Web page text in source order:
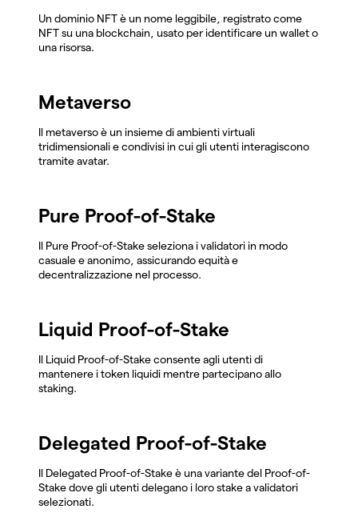
Un dominio NFT è un nome leggibile, registrato come
NFT su una blockchain, usato per identificare un wallet o
una risorsa.
Metaverso
Il metaverso è un insieme di ambienti virtuali
tridimensionali e condivisi in cui gli utenti interagiscono
tramite avatar.
Pure Proof-of-Stake
Il Pure Proof-of-Stake seleziona i validatori in modo
casuale e anonimo, assicurando equità e
decentralizzazione nel processo.
Liquid Proof-of-Stake
Il Liquid Proof-of-Stake consente agli utenti di
mantenere i token liquidi mentre partecipano allo
staking.
Delegated Proof-of-Stake
Il Delegated Proof-of-Stake è una variante del Proof-of-
Stake dove gli utenti delegano i loro stake a validatori
selezionati.